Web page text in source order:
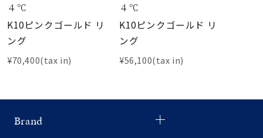
４℃
K10ピンクゴールド リ
ング
¥70,400(tax in)
４℃
K10ピンクゴールド リ
ング
¥56,100(tax in)
Brand